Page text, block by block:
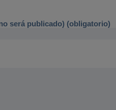
será publicado) (obligatorio)